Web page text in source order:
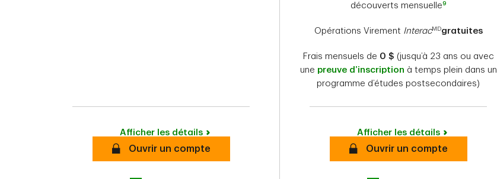
Afficher les détails
Sécurisé
Ouvrir un compte
découverts mensuelle9
Opérations Virement InteracMDgratuites
Frais mensuels de 0 $ (jusqu’à 23 ans ou avec
une preuve d’inscription à temps plein dans un
programme d’études postsecondaires)
Afficher les détails
Ouvrir un compte